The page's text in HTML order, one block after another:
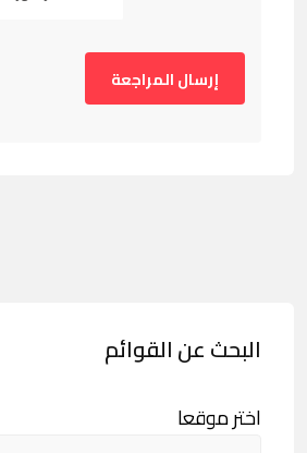
البحث عن القوائم
اختر موقعا